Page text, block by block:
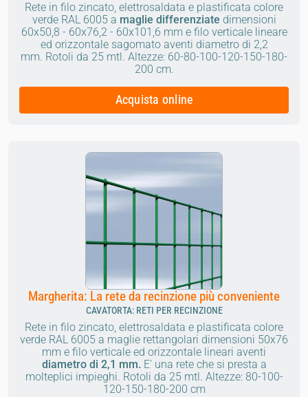
Rete in filo zincato, elettrosaldata e plastificata colore
verde RAL 6005 a maglie differenziate dimensioni
60x50,8 - 60x76,2 - 60x101,6 mm e filo verticale lineare
ed orizzontale sagomato aventi diametro di 2,2
mm. Rotoli da 25 mtl. Altezze: 60-80-100-120-150-180-
200 cm.
Acquista online
Margherita: La rete da recinzione più conveniente
CAVATORTA: RETI PER RECINZIONE
Rete in filo zincato, elettrosaldata e plastificata colore
verde RAL 6005 a maglie rettangolari dimensioni 50x76
mm e filo verticale ed orizzontale lineari aventi
diametro di 2,1 mm. E' una rete che si presta a
molteplici impieghi. Rotoli da 25 mtl. Altezze: 80-100-
120-150-180-200 cm